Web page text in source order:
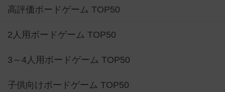
高評価ボードゲーム TOP50
2人用ボードゲーム TOP50
3～4人用ボードゲーム TOP50
子供向けボードゲーム TOP50